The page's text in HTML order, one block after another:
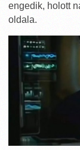
engedik, holott
oldala.